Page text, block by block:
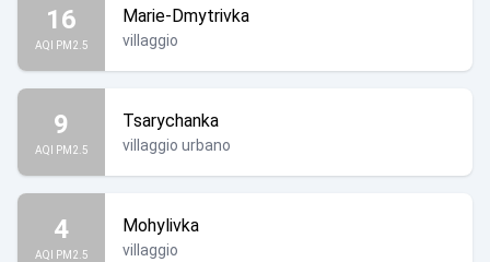
16
AQI PM2.5
Marie-Dmytrivka
villaggio
9
AQI PM2.5
Tsarychanka
villaggio urbano
4
AQI PM2.5
Mohylivka
villaggio